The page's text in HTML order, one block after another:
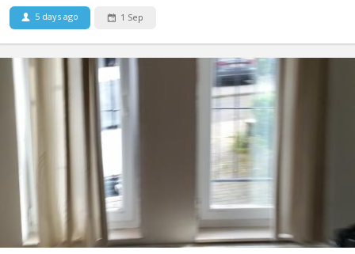
5 days ago 1 Sep
Appartement tout confort aux Bruyères composé de : - Grande
chambre séparée et une autre pièce/bureau ou ch. avec meubles
à disposition. - Salon et Sam meublés, - WC séparé avec lave-
mains, tablette et miroir - Cuisine équipée avec grand four
électrique, 4 taques électrique Indiction, frigo,...